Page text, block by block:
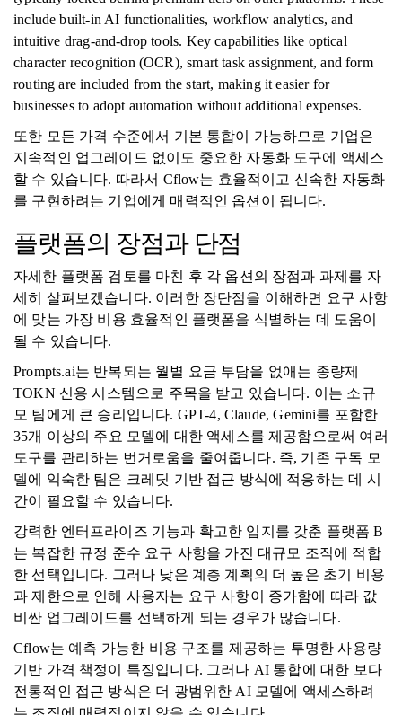
include built-in AI functionalities, workflow analytics, and
intuitive drag-and-drop tools. Key capabilities like optical
character recognition (OCR), smart task assignment, and form
routing are included from the start, making it easier for
businesses to adopt automation without additional expenses.
또한 모든 가격 수준에서 기본 통합이 가능하므로 기업은
지속적인 업그레이드 없이도 중요한 자동화 도구에 액세스
할 수 있습니다. 따라서 Cflow는 효율적이고 신속한 자동화
를 구현하려는 기업에게 매력적인 옵션이 됩니다.
플랫폼의 장점과 단점
자세한 플랫폼 검토를 마친 후 각 옵션의 장점과 과제를 자
세히 살펴보겠습니다. 이러한 장단점을 이해하면 요구 사항
에 맞는 가장 비용 효율적인 플랫폼을 식별하는 데 도움이
될 수 있습니다.
Prompts.ai는 반복되는 월별 요금 부담을 없애는 종량제
TOKN 신용 시스템으로 주목을 받고 있습니다. 이는 소규
모 팀에게 큰 승리입니다. GPT-4, Claude, Gemini를 포함한
35개 이상의 주요 모델에 대한 액세스를 제공함으로써 여러
도구를 관리하는 번거로움을 줄여줍니다. 즉, 기존 구독 모
델에 익숙한 팀은 크레딧 기반 접근 방식에 적응하는 데 시
간이 필요할 수 있습니다.
강력한 엔터프라이즈 기능과 확고한 입지를 갖춘 플랫폼 B
는 복잡한 규정 준수 요구 사항을 가진 대규모 조직에 적합
한 선택입니다. 그러나 낮은 계층 계획의 더 높은 초기 비용
과 제한으로 인해 사용자는 요구 사항이 증가함에 따라 값
비싼 업그레이드를 선택하게 되는 경우가 많습니다.
Cflow는 예측 가능한 비용 구조를 제공하는 투명한 사용량
기반 가격 책정이 특징입니다. 그러나 AI 통합에 대한 보다
전통적인 접근 방식은 더 광범위한 AI 모델에 액세스하려